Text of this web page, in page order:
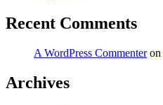
Recent Comments
A WordPress Commenteron
Archives